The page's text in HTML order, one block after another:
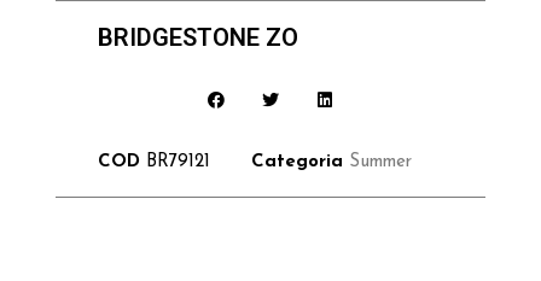
BRIDGESTONE ZO
COD BR79121 Categoria Summer